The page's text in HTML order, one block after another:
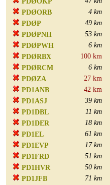
PDØORB
4 km
PDØP
49 km
PDØPNH
53 km
PDØPWH
6 km
PDØRBX
100 km
PDØRCM
6 km
PDØZA
27 km
PD1ANB
42 km
PD1ASJ
39 km
PD1DBL
11 km
PD1DER
18 km
PD1EL
61 km
PD1EVP
17 km
PD1FRD
51 km
PD1HVR
50 km
PD1JFB
71 km